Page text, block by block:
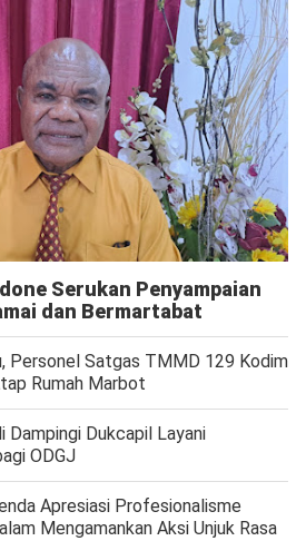
Serukan Penyampaian
dan Bermartabat
Personel Satgas TMMD 129 Kodim
Rumah Marbot
Dampingi Dukcapil Layani
ODGJ
Apresiasi Profesionalisme
Mengamankan Aksi Unjuk Rasa